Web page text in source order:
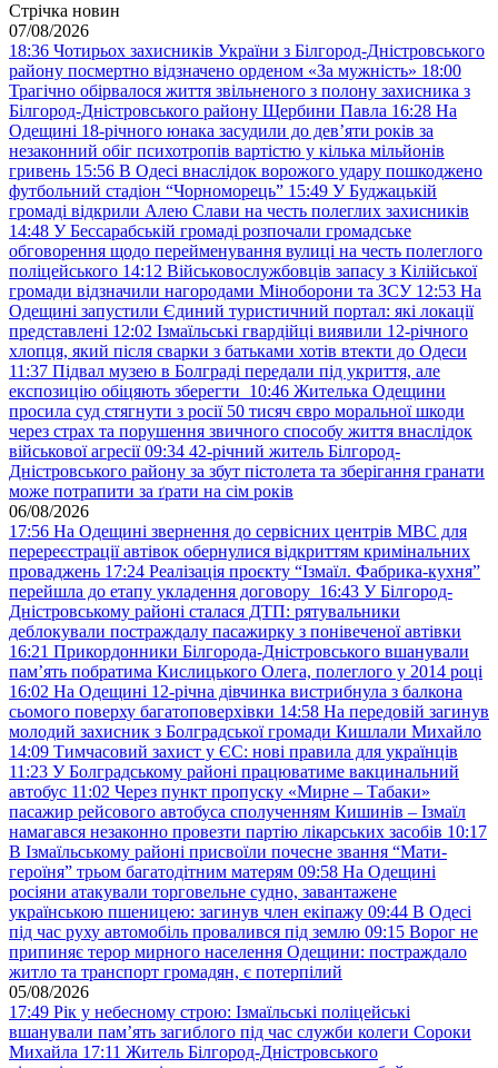
Стрічка новин
07/08/2026
18:36 Чотирьох захисників України з Білгород-Дністровського
району посмертно відзначено орденом «За мужність» 18:00
Трагічно обірвалося життя звільненого з полону захисника з
Білгород-Дністровського району Щербини Павла 16:28 На
Одещині 18-річного юнака засудили до дев’яти років за
незаконний обіг психотропів вартістю у кілька мільйонів
гривень 15:56 В Одесі внаслідок ворожого удару пошкоджено
футбольний стадіон “Чорноморець” 15:49 У Буджацькій
громаді відкрили Алею Слави на честь полеглих захисників
14:48 У Бессарабській громаді розпочали громадське
обговорення щодо перейменування вулиці на честь полеглого
поліцейського 14:12 Військовослужбовців запасу з Кілійської
громади відзначили нагородами Міноборони та ЗСУ 12:53 На
Одещині запустили Єдиний туристичний портал: які локації
представлені 12:02 Ізмаїльські гвардійці виявили 12-річного
хлопця, який після сварки з батьками хотів втекти до Одеси
11:37 Підвал музею в Болграді передали під укриття, але
експозицію обіцяють зберегти 10:46 Жителька Одещини
просила суд стягнути з росії 50 тисяч євро моральної шкоди
через страх та порушення звичного способу життя внаслідок
військової агресії 09:34 42-річний житель Білгород-
Дністровського району за збут пістолета та зберігання гранати
може потрапити за ґрати на сім років
06/08/2026
17:56 На Одещині звернення до сервісних центрів МВС для
перереєстрації автівок обернулися відкриттям кримінальних
проваджень 17:24 Реалізація проєкту “Ізмаїл. Фабрика-кухня”
перейшла до етапу укладення договору 16:43 У Білгород-
Дністровському районі сталася ДТП: рятувальники
деблокували постраждалу пасажирку з понівеченої автівки
16:21 Прикордонники Білгорода-Дністровського вшанували
пам’ять побратима Кислицького Олега, полеглого у 2014 році
16:02 На Одещині 12-річна дівчинка вистрибнула з балкона
сьомого поверху багатоповерхівки 14:58 На передовій загинув
молодий захисник з Болградської громади Кишлали Михайло
14:09 Тимчасовий захист у ЄС: нові правила для українців
11:23 У Болградському районі працюватиме вакцинальний
автобус 11:02 Через пункт пропуску «Мирне – Табаки»
пасажир рейсового автобуса сполученням Кишинів – Ізмаїл
намагався незаконно провезти партію лікарських засобів 10:17
В Ізмаїльському районі присвоїли почесне звання “Мати-
героїня” трьом багатодітним матерям 09:58 На Одещині
росіяни атакували торговельне судно, завантажене
українською пшеницею: загинув член екіпажу 09:44 В Одесі
під час руху автомобіль провалився під землю 09:15 Ворог не
припиняє терор мирного населення Одещини: постраждало
житло та транспорт громадян, є потерпілий
05/08/2026
17:49 Рік у небесному строю: Ізмаїльські поліцейські
вшанували пам’ять загиблого під час служби колеги Сороки
Михайла 17:11 Житель Білгород-Дністровського